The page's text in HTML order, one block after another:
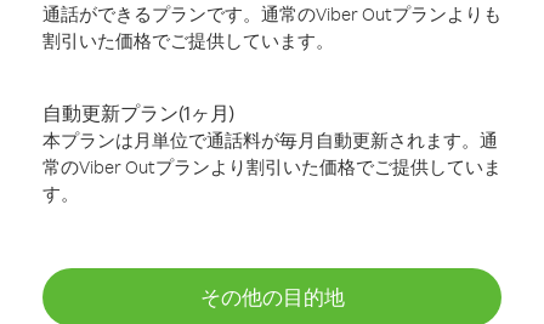
通話ができるプランです。通常のViber Outプランよりも
割引いた価格でご提供しています。
自動更新プラン(1ヶ月)
本プランは月単位で通話料が毎月自動更新されます。通
常のViber Outプランより割引いた価格でご提供していま
す。
その他の目的地